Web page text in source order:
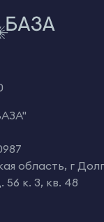
область, г
56 к. 3, кв. 48